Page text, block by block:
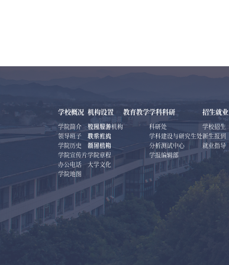
学校概况
学院简介
领导班子
学院历史
学院宣传片
办公电话
学院地图
校园导游
联系方式
领导信箱
学院章程
大学文化
机构设置
管理服务机构
教学机构
群团机构
教育教学学科科研
科研处
学科建设与研究生处
分析测试中心
学报编辑部
招生就业
学校招生
新生报到
就业指导